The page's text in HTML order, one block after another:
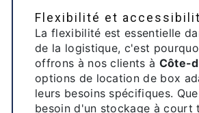
Flexibilité et
La flexibilité est essentielle
de la logistique, c'est
offrons à nos clients à Côte-
options de location de box
leurs besoins spécifiques.
besoin d'un stockage à court